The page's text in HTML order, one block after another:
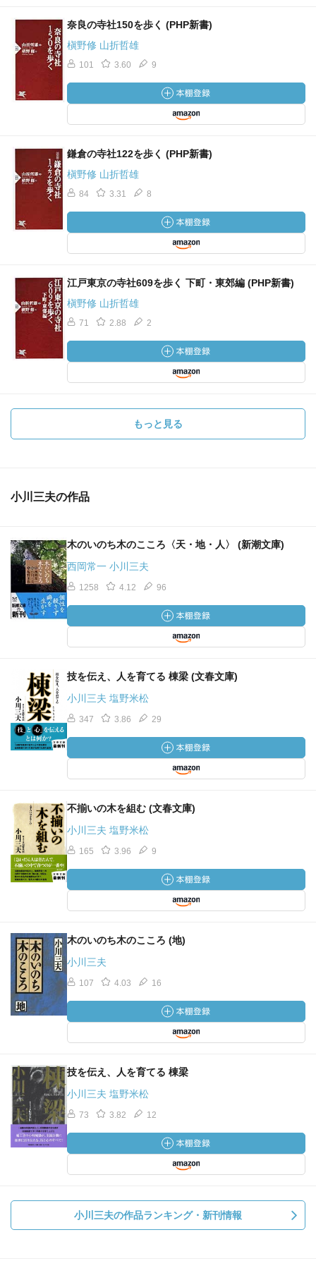
奈良の寺社150を歩く (PHP新書)
槇野修 山折哲雄
101 3.60 9
鎌倉の寺社122を歩く (PHP新書)
槇野修 山折哲雄
84 3.31 8
江戸東京の寺社609を歩く 下町・東郊編 (PHP新書)
槇野修 山折哲雄
71 2.88 2
もっと見る
小川三夫の作品
木のいのち木のこころ〈天・地・人〉 (新潮文庫)
西岡常一 小川三夫
1258 4.12 96
技を伝え、人を育てる 棟梁 (文春文庫)
小川三夫 塩野米松
347 3.86 29
不揃いの木を組む (文春文庫)
小川三夫 塩野米松
165 3.96 9
木のいのち木のこころ (地)
小川三夫
107 4.03 16
技を伝え、人を育てる 棟梁
小川三夫 塩野米松
73 3.82 12
小川三夫の作品ランキング・新刊情報